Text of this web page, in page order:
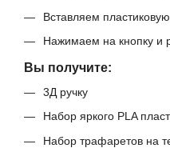
Вставляем
Нажимаем на кнопку и
Вы получите:
3Д ручку
Набор яркого PLA
Набор трафаретов на